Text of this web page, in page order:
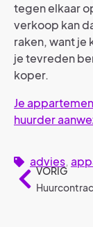
tegen elkaar
verkoop kan
raken, want je
je tevreden
koper.
Je
huurder
advies,
VORIG